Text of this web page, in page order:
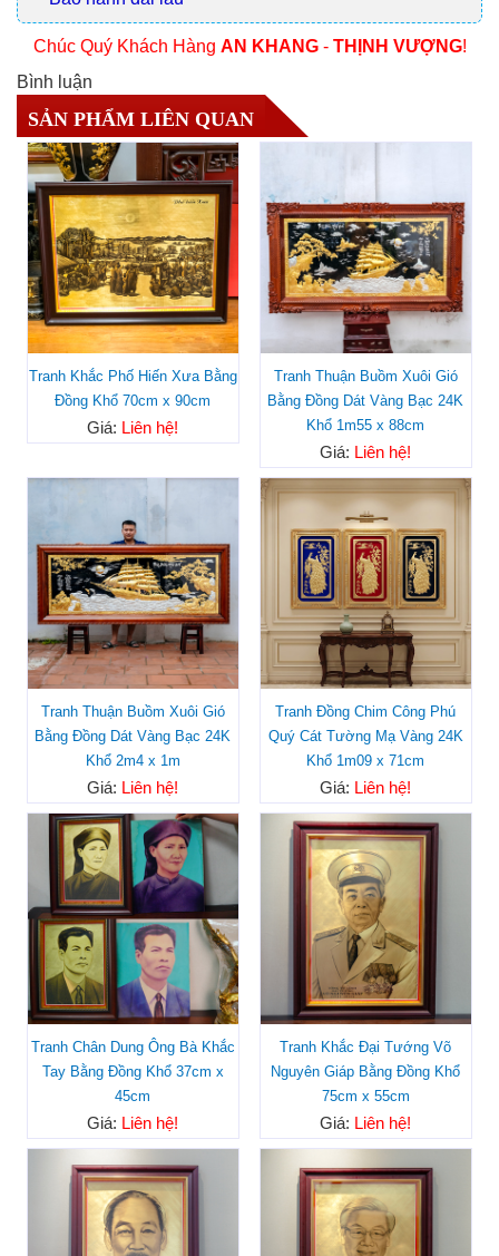
Chúc Quý Khách Hàng AN KHANG - THỊNH VƯỢNG!
Bình luận
SẢN PHẨM LIÊN QUAN
Tranh Khắc Phố Hiến Xưa Bằng
Đồng Khổ 70cm x 90cm
Giá: Liên hệ!
Tranh Thuận Buồm Xuôi Gió
Bằng Đồng Dát Vàng Bạc 24K
Khổ 1m55 x 88cm
Giá: Liên hệ!
Tranh Thuận Buồm Xuôi Gió
Bằng Đồng Dát Vàng Bạc 24K
Khổ 2m4 x 1m
Giá: Liên hệ!
Tranh Đồng Chim Công Phú
Quý Cát Tường Mạ Vàng 24K
Khổ 1m09 x 71cm
Giá: Liên hệ!
Tranh Chân Dung Ông Bà Khắc
Tay Bằng Đồng Khổ 37cm x
45cm
Giá: Liên hệ!
Tranh Khắc Đại Tướng Võ
Nguyên Giáp Bằng Đồng Khổ
75cm x 55cm
Giá: Liên hệ!